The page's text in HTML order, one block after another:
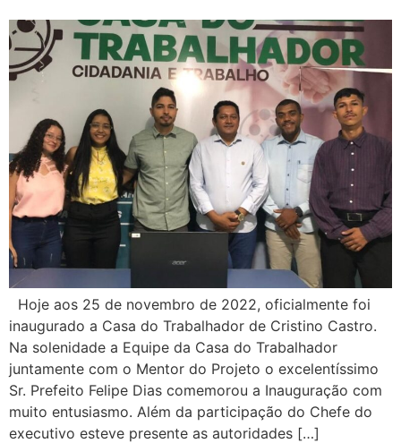
Hoje aos 25 de novembro de 2022, oficialmente foi
inaugurado a Casa do Trabalhador de Cristino Castro.
Na solenidade a Equipe da Casa do Trabalhador
juntamente com o Mentor do Projeto o excelentíssimo
Sr. Prefeito Felipe Dias comemorou a Inauguração com
muito entusiasmo. Além da participação do Chefe do
executivo esteve presente as autoridades […]